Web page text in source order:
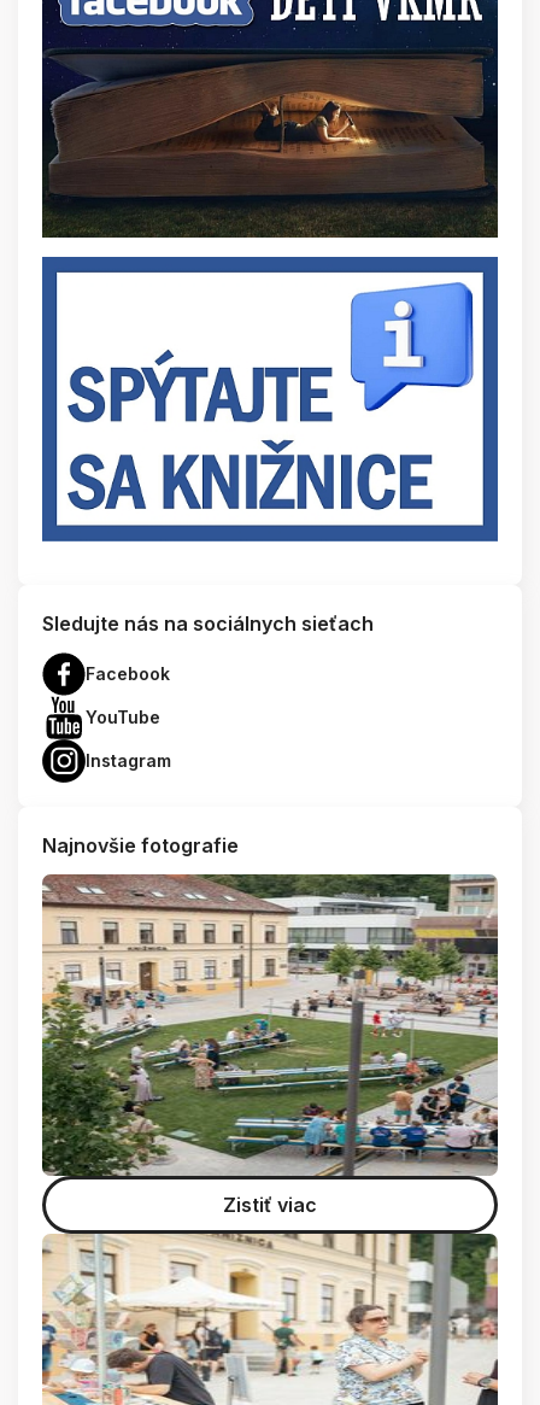
Sledujte nás na sociálnych sieťach
Facebook
YouTube
Instagram
Najnovšie fotografie
Zistiť viac